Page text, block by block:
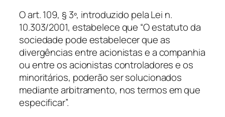
O art. 109, § 3º, introduzido pela Lei n.
10.303/2001, estabelece que “O estatuto da
sociedade pode estabelecer que as
divergências entre acionistas e a companhia
ou entre os acionistas controladores e os
minoritários, poderão ser solucionados
mediante arbitramento, nos termos em que
especificar”.